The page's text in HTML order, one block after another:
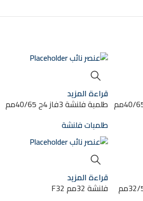
طلمبة فلنشة 3فاز 15ح 40/65مم
قراءة المزيد
طلمبة فلنشة 3فاز 4ح 40/65مم
طلمبات فلنشة
طلمبة فلنشة 3فاز 4ح 32/50مم
قراءة المزيد
فلنشة 32مم F32